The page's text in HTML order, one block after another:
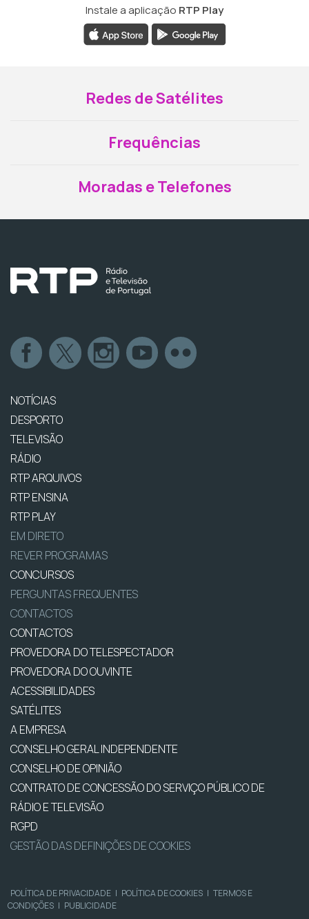
Instale a aplicação RTP Play
Redes de Satélites
Frequências
Moradas e Telefones
NOTÍCIAS
DESPORTO
TELEVISÃO
RÁDIO
RTP ARQUIVOS
RTP ENSINA
RTP PLAY
EM DIRETO
REVER PROGRAMAS
CONCURSOS
PERGUNTAS FREQUENTES
CONTACTOS
CONTACTOS
PROVEDORA DO TELESPECTADOR
PROVEDORA DO OUVINTE
ACESSIBILIDADES
SATÉLITES
A EMPRESA
CONSELHO GERAL INDEPENDENTE
CONSELHO DE OPINIÃO
CONTRATO DE CONCESSÃO DO SERVIÇO PÚBLICO DE
RÁDIO E TELEVISÃO
RGPD
GESTÃO DAS DEFINIÇÕES DE COOKIES
POLÍTICA DE PRIVACIDADE | POLÍTICA DE COOKIES | TERMOS E
CONDIÇÕES | PUBLICIDADE